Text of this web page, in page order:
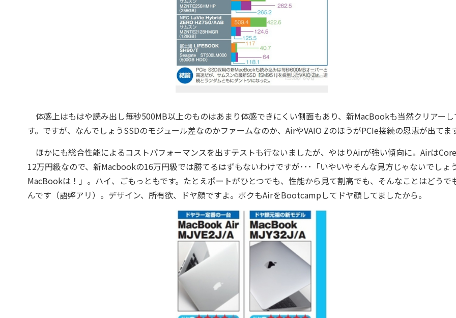
体感上はもはや読み出し毎秒500MB以上のものはあまり体感できにくい側面もあり、新MacBookも当然クリアーし
す。ですが、なんでしょうSSDのモジュール差なのかファームなのか、AirやVAIO ZのほうがPCIe接続の恩恵が出てま
ほかにも総合性能によるコストパフォーマンスを出すテストも行ないましたが、やはりAirが強い傾向に。Airは
12万円級なので、新Macbookの16万円級では勝てるはずもないわけですが･･･「いやいやそんな見方じゃないでしょ
MacBookは！」。ハイ、ごもっともです。たとえポートがひとつでも、性能から見て割高でも、そんなことはどうで
んです（語弊アリ）。デザイン、所有欲、ドヤ顔ですよ。ボクもAirをBootcampしてドヤ顔してましたから。